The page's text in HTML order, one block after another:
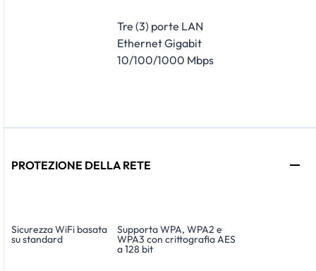
Tre (3) porte LAN
Ethernet Gigabit
10/100/1000 Mbps
PROTEZIONE DELLA RETE
Sicurezza WiFi basata
su standard
Supporta WPA, WPA2 e
WPA3 con crittografia AES
a 128 bit